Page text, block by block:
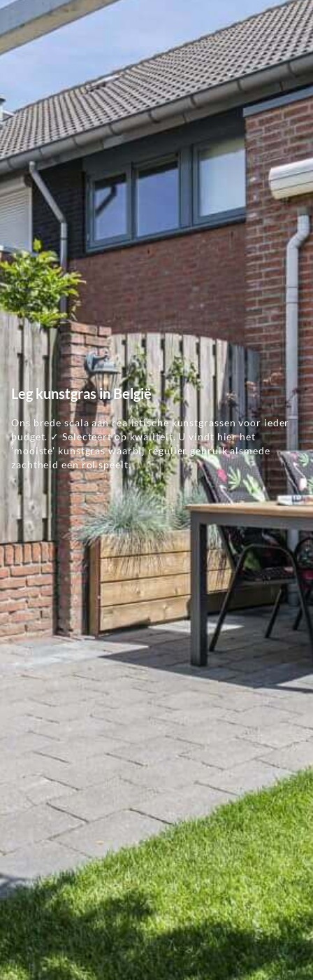
Leg kunstgras in België
Ons brede scala aan realistische kunstgrassen voor ieder
budget. ✓ Selecteert op kwaliteit. U vindt hier het
'mooiste' kunstgras waarbij regulier gebruik alsmede
zachtheid een rol speelt.